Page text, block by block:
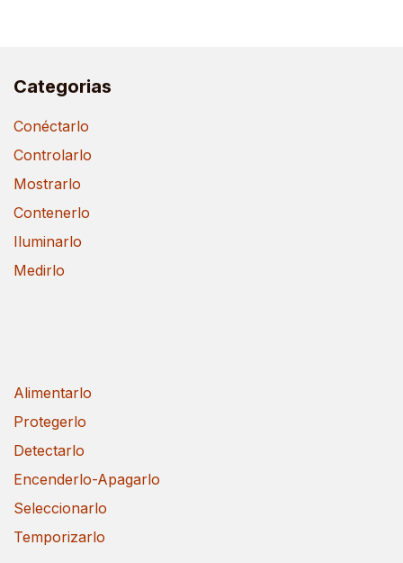
Categorias
Conéctarlo
Controlarlo
Mostrarlo
Contenerlo
Iluminarlo
Medirlo
Alimentarlo
Protegerlo
Detectarlo
Encenderlo-Apagarlo
Seleccionarlo
Temporizarlo